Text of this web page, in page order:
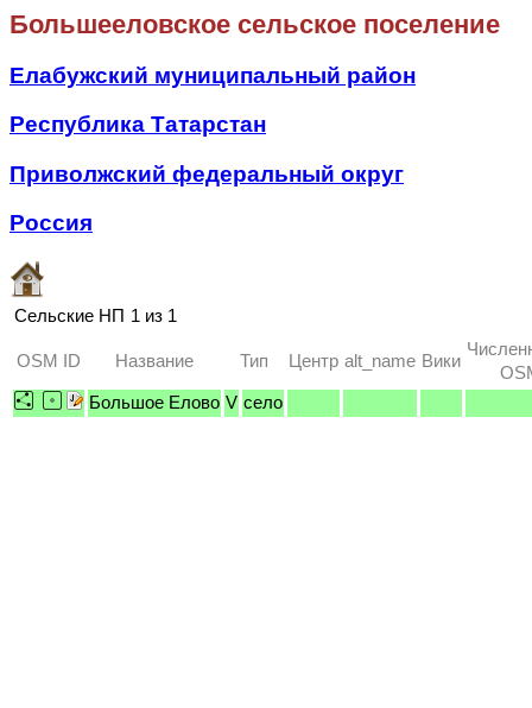
Большееловское сельское поселение
Елабужский муниципальный район
Республика Татарстан
Приволжский федеральный округ
Россия
Сельские НП 1 из 1
OSM ID Название Тип Центр alt_name Вики
Большое Елово V село